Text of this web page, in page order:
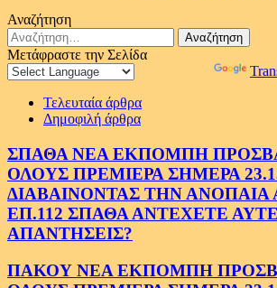
Αναζήτηση
Αναζήτηση
για:
Μετάφραστε την Σελίδα
Τελευταία άρθρα
Δημοφιλή άρθρα
ΣΠΑΘΑ ΝΕΑ ΕΚΠΟΜΠΗ
ΟΛΟΥΣ ΠΡΕΜΙΕΡΑ ΣΗΜΕΡΑ
ΔΙΑΒΑΙΝΟΝΤΑΣ ΤΗΝ ΑΝΟΠΑΙΑ
ΕΠ.112 ΣΠΑΘΑ ΑΝΤΕΧΕΤΕ
ΑΠΑΝΤΗΣΕΙΣ?
ΠΑΚΟΥ ΝΕΑ ΕΚΠΟΜΠΗ